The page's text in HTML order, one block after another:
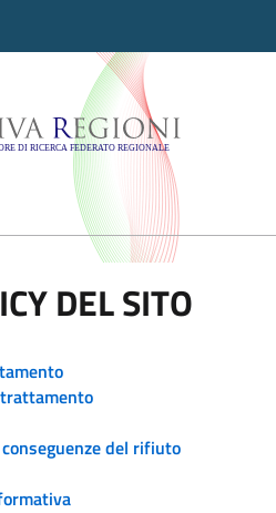
Regioni -
DEL SITO
del rifiuto